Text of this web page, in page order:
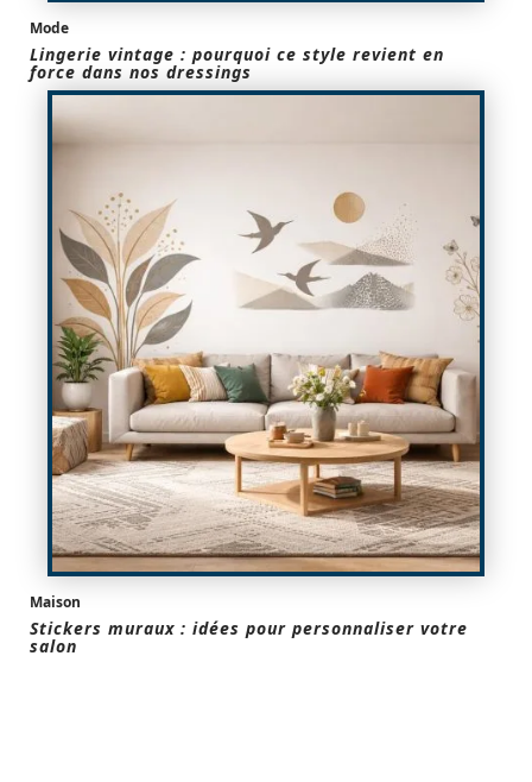
Mode
Lingerie vintage : pourquoi ce style revient en
force dans nos dressings
Maison
Stickers muraux : idées pour personnaliser votre
salon